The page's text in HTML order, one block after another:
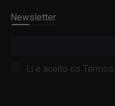
Newsletter
Li e aceito os